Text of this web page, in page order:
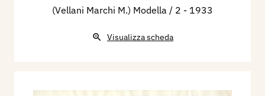
(Vellani Marchi M.) Modella / 2 - 1933
Visualizza scheda